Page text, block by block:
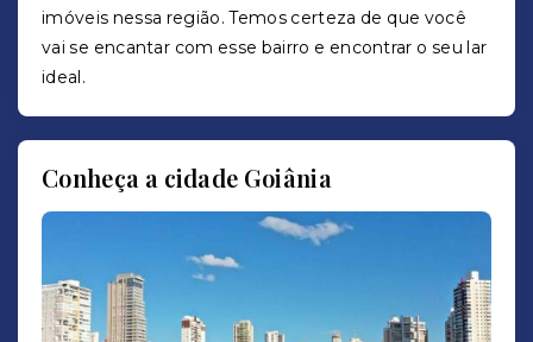
imóveis nessa região. Temos certeza de que você
vai se encantar com esse bairro e encontrar o seu lar
ideal.
Conheça a cidade Goiânia